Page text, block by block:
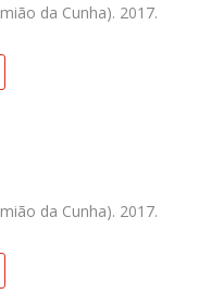
da Cunha). 2017.
da Cunha). 2017.